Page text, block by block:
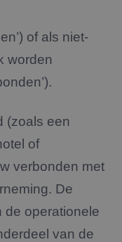
of als niet-
worden
(zoals een
of
verbonden met
De
de operationele
van de